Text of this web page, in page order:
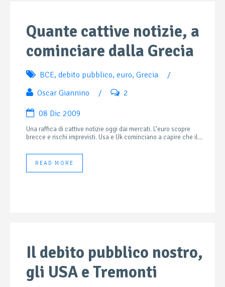
Quante cattive notizie, a
cominciare dalla Grecia
BCE, debito pubblico, euro, Grecia
/
Oscar Giannino
/ 2
08 Dic 2009
Una raffica di cattive notizie oggi dai mercati. L’euro scopre
brecce e rischi imprevisti. Usa e Uk cominciano a capire che il...
READ MORE
Il debito pubblico nostro,
gli USA e Tremonti